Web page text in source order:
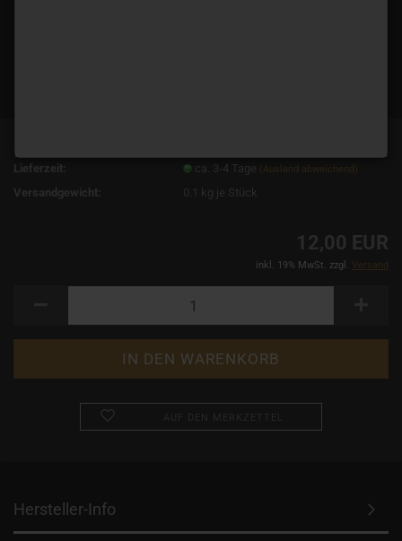
Lieferzeit:
ca. 3-4 Tage (Ausland abweichend)
Versandgewicht: 0.1 kg je Stück
12,00 EUR
inkl. 19% MwSt. zzgl. Versand
Hersteller-Info